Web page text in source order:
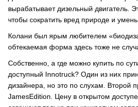
вырабатывает дизельный двигатель.
чтобы сократить вред природе и
Колани был ярым любителем
обтекаемая форма здесь тоже не
Собственно, а где можно купить по
доступный Innotruck? Один из них
дизайнера, но это по слухам. Второй
JamesEdition. Цену в открытом